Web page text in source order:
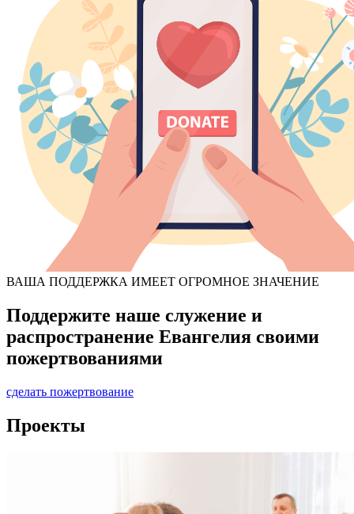
ВАША ПОДДЕРЖКА ИМЕЕТ ОГРОМНОЕ ЗНАЧЕНИЕ
Поддержите наше служение и
распространение Евангелия своими
пожертвованиями
сделать пожертвование
Проекты